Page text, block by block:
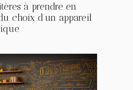
à prendre en
choix d’un appareil